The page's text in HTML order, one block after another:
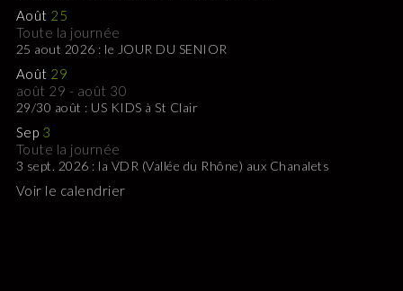
Août 25
Toute la journée
25 aout 2026 : le JOUR DU SENIOR
Août 29
août 29 - août 30
29/30 août : US KIDS à St Clair
Sep 3
Toute la journée
3 sept. 2026 : la VDR (Vallée du Rhône) aux Chanalets
Voir le calendrier